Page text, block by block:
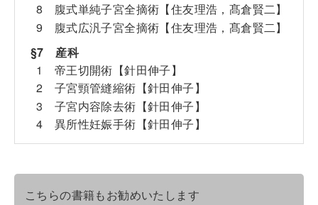
8 腹式単純子宮全摘術【住友理浩，髙倉賢二】
9 腹式広汎子宮全摘術【住友理浩，髙倉賢二】
§7 産科
1 帝王切開術【針田伸子】
2 子宮頸管縫縮術【針田伸子】
3 子宮内容除去術【針田伸子】
4 異所性妊娠手術【針田伸子】
こちらの書籍もお勧めいたします